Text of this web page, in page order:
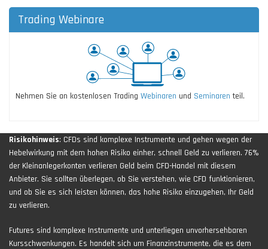
Trading Webinare
Nehmen Sie an kostenlosen Trading Webinaren und Seminaren teil.
Risikohinweis: CFDs sind komplexe Instrumente und gehen wegen der
Hebelwirkung mit dem hohen Risiko einher, schnell Geld zu verlieren. 76%
der Kleinanlegerkonten verlieren Geld beim CFD-Handel mit diesem
Anbieter. Sie sollten überlegen, ob Sie verstehen, wie CFD funktionieren,
und ob Sie es sich leisten können, das hohe Risiko einzugehen, Ihr Geld
zu verlieren.
Futures sind komplexe Instrumente und unterliegen unvorhersehbaren
Kursschwankungen. Es handelt sich um Finanzinstrumente, die es dem